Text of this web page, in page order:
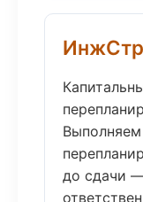
до сдачи